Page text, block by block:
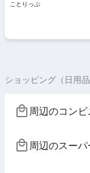
ことりっぷ
ショッピング（日用品
周辺のコンビ
周辺のスーパ